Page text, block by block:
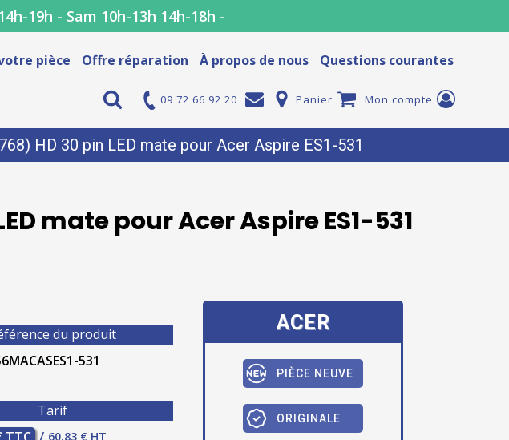
19h - Sam 10h-13h 14h-18h -
pièce Offre réparation À propos de nous Questions courantes
09 72 66 92 20 Panier Mon compte
HD 30 pin LED mate pour Acer Aspire ES1-531
mate pour Acer Aspire ES1-531
du produit
531
Tarif
TTC / 60.83 € HT
ACER
PIÈCE NEUVE
ORIGINALE